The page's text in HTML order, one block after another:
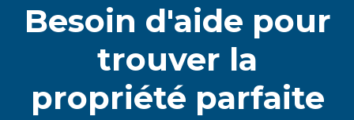
Besoin d'aide pour
trouver la
propriété parfaite